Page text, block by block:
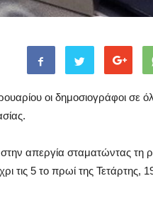
οι δημοσιογράφοι σε
στην απεργία σταματώντας τη
τις 5 το πρωί της Τετάρτης,